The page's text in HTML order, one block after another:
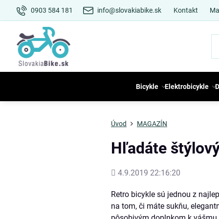
0903 584 181 info@slovakiabike.sk Kontakt
Bicykle Elektrobicykle
Úvod MAGAZÍN
Hľadáte
Pridané
4.9.2019 22:16:20
Retro bicykle sú jednou z
na tom, či máte sukňu,